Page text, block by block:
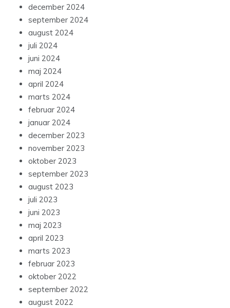
december 2024
september 2024
august 2024
juli 2024
juni 2024
maj 2024
april 2024
marts 2024
februar 2024
januar 2024
december 2023
november 2023
oktober 2023
september 2023
august 2023
juli 2023
juni 2023
maj 2023
april 2023
marts 2023
februar 2023
oktober 2022
september 2022
august 2022